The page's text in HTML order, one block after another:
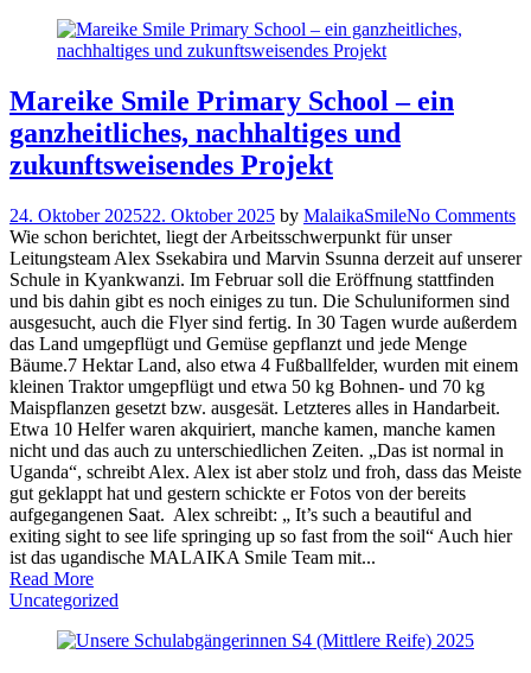
Mareike Smile Primary School – ein
ganzheitliches, nachhaltiges und
zukunftsweisendes Projekt
24. Oktober 202522. Oktober 2025 by MalaikaSmileNo Comments
Wie schon berichtet, liegt der Arbeitsschwerpunkt für unser
Leitungsteam Alex Ssekabira und Marvin Ssunna derzeit auf unserer
Schule in Kyankwanzi. Im Februar soll die Eröffnung stattfinden
und bis dahin gibt es noch einiges zu tun. Die Schuluniformen sind
ausgesucht, auch die Flyer sind fertig. In 30 Tagen wurde außerdem
das Land umgepflügt und Gemüse gepflanzt und jede Menge
Bäume.7 Hektar Land, also etwa 4 Fußballfelder, wurden mit einem
kleinen Traktor umgepflügt und etwa 50 kg Bohnen- und 70 kg
Maispflanzen gesetzt bzw. ausgesät. Letzteres alles in Handarbeit.
Etwa 10 Helfer waren akquiriert, manche kamen, manche kamen
nicht und das auch zu unterschiedlichen Zeiten. „Das ist normal in
Uganda“, schreibt Alex. Alex ist aber stolz und froh, dass das Meiste
gut geklappt hat und gestern schickte er Fotos von der bereits
aufgegangenen Saat. Alex schreibt: „ It’s such a beautiful and
exiting sight to see life springing up so fast from the soil“ Auch hier
ist das ugandische MALAIKA Smile Team mit...
Read More
Uncategorized